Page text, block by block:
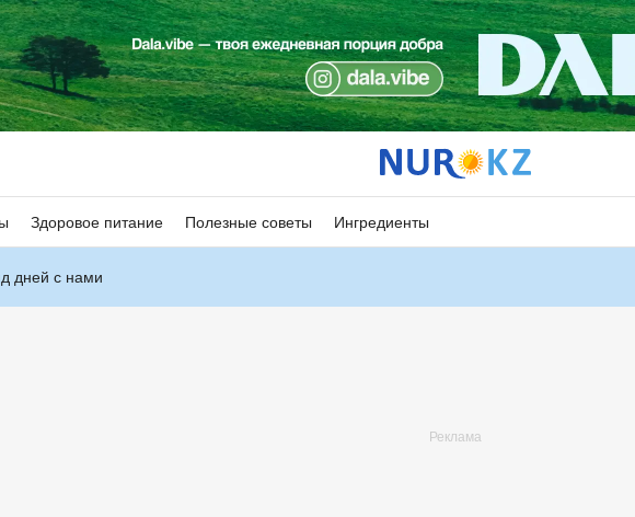
Здоровое питание Полезные советы Ингредиенты
дней с нами